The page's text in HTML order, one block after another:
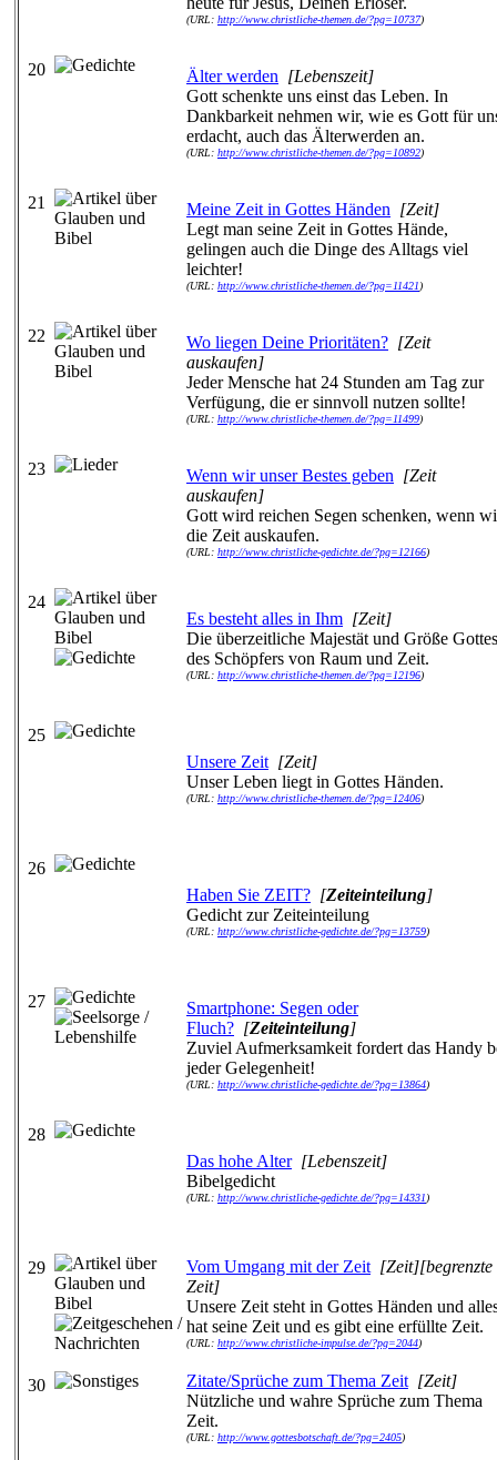
(URL: http://www.christliche-themen.de/?pg=10737)
20 Älter werden [Lebenszeit]
Gott schenkte uns einst das Leben. In
Dankbarkeit nehmen wir, wie es Gott für
erdacht, auch das Älterwerden an.
(URL: http://www.christliche-themen.de/?pg=10892)
21 Meine Zeit in Gottes Händen [Zeit]
Legt man seine Zeit in Gottes Hände,
gelingen auch die Dinge des Alltags viel
leichter!
(URL: http://www.christliche-themen.de/?pg=11421)
22 Wo liegen Deine Prioritäten? [Zeit
auskaufen]
Jeder Mensche hat 24 Stunden am Tag zur
Verfügung, die er sinnvoll nutzen sollte!
(URL: http://www.christliche-themen.de/?pg=11499)
23 Wenn wir unser Bestes geben [Zeit
auskaufen]
Gott wird reichen Segen schenken, wenn
die Zeit auskaufen.
(URL: http://www.christliche-gedichte.de/?pg=12166)
24
Es besteht alles in Ihm [Zeit]
Die überzeitliche Majestät und Größe
des Schöpfers von Raum und Zeit.
(URL: http://www.christliche-themen.de/?pg=12196)
25
Unsere Zeit [Zeit]
Unser Leben liegt in Gottes Händen.
(URL: http://www.christliche-themen.de/?pg=12406)
26
Haben Sie ZEIT? [Zeiteinteilung]
Gedicht zur Zeiteinteilung
(URL: http://www.christliche-gedichte.de/?pg=13759)
27
Smartphone: Segen oder
Fluch? [Zeiteinteilung]
Zuviel Aufmerksamkeit fordert das Handy
jeder Gelegenheit!
(URL: http://www.christliche-gedichte.de/?pg=13864)
28
Das hohe Alter [Lebenszeit]
Bibelgedicht
(URL: http://www.christliche-gedichte.de/?pg=14331)
29 Vom Umgang mit der Zeit [Zeit][begrenzte
Zeit]
Unsere Zeit steht in Gottes Händen und
hat seine Zeit und es gibt eine erfüllte Zeit.
(URL: http://www.christliche-impulse.de/?pg=2044)
30 Zitate/Sprüche zum Thema Zeit [Zeit]
Nützliche und wahre Sprüche zum Thema
Zeit.
(URL: http://www.gottesbotschaft.de/?pg=2405)